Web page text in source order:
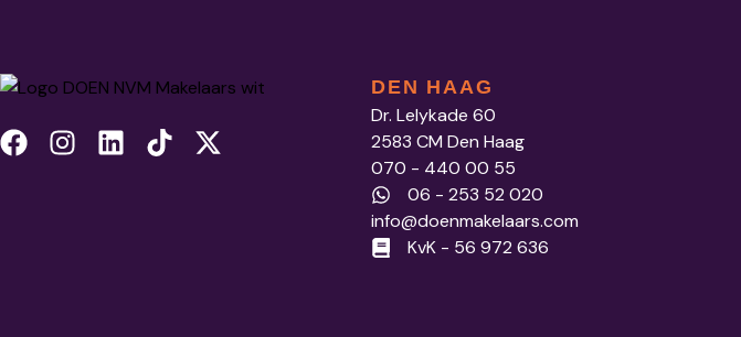
DEN HAAG
Dr. Lelykade 60
2583 CM Den Haag
070 - 440 00 55
06 - 253 52 020
info@doenmakelaars.com
KvK - 56 972 636